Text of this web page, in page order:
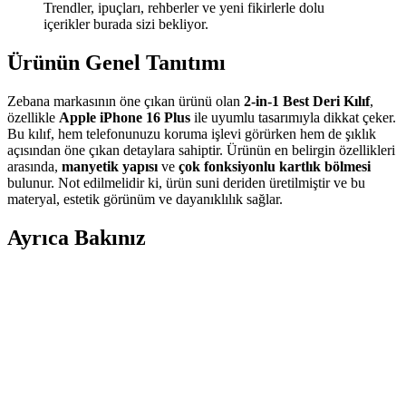
Trendler, ipuçları, rehberler ve yeni fikirlerle dolu
içerikler burada sizi bekliyor.
Ürünün Genel Tanıtımı
Zebana markasının öne çıkan ürünü olan 2-in-1 Best Deri Kılıf,
özellikle Apple iPhone 16 Plus ile uyumlu tasarımıyla dikkat çeker.
Bu kılıf, hem telefonunuzu koruma işlevi görürken hem de şıklık
açısından öne çıkan detaylara sahiptir. Ürünün en belirgin özellikleri
arasında, manyetik yapısı ve çok fonksiyonlu kartlık bölmesi
bulunur. Not edilmelidir ki, ürün suni deriden üretilmiştir ve bu
materyal, estetik görünüm ve dayanıklılık sağlar.
Ayrıca Bakınız